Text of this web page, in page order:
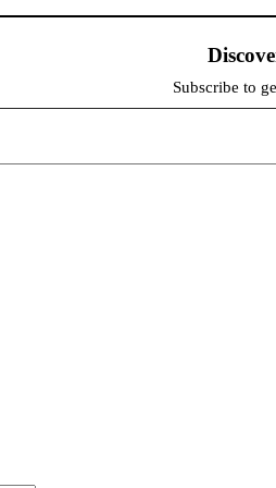
Subscribe to